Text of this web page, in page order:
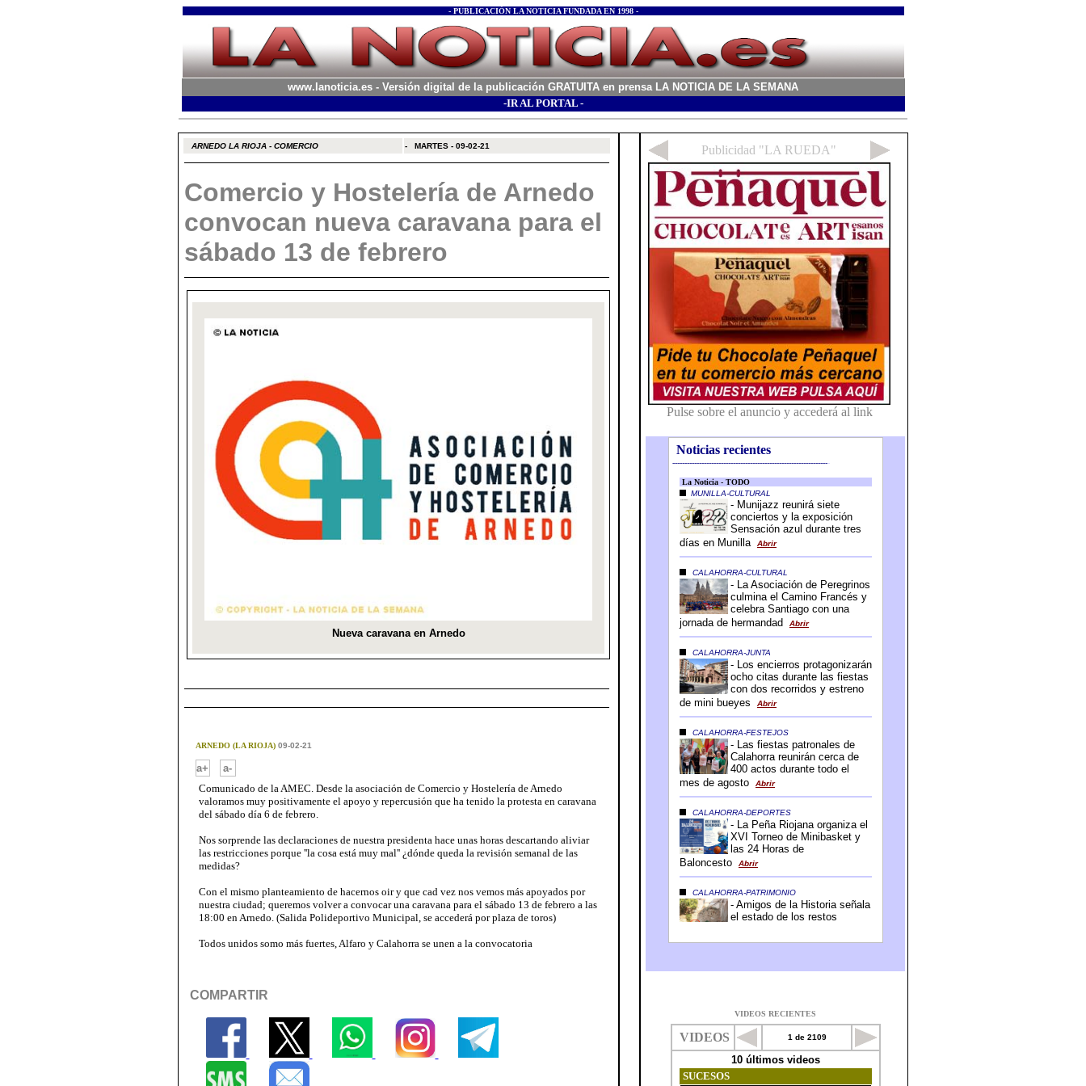
- PUBLICACIÓN LA NOTICIA FUNDADA EN 1998 -
www.lanoticia.es - Versión digital de la publicación GRATUITA en prensa LA NOTICIA DE LA SEMANA
-IR AL PORTAL -
ARNEDO LA RIOJA - COMERCIO - MARTES - 09-02-21
Comercio y Hostelería de Arnedo
convocan nueva caravana para el
sábado 13 de febrero
ARNEDO (LA RIOJA)09-02-21
a+
a-
Comunicado de la AMEC. Desde la asociación de Comercio y Hostelería de Arnedo
valoramos muy positivamente el apoyo y repercusión que ha tenido la protesta en caravana
del sábado día 6 de febrero.
Nos sorprende las declaraciones de nuestra presidenta hace unas horas descartando aliviar
las restricciones porque ''la cosa está muy mal'' ¿dónde queda la revisión semanal de las
medidas?
Con el mismo planteamiento de hacernos oir y que cad vez nos vemos más apoyados por
nuestra ciudad; queremos volver a convocar una caravana para el sábado 13 de febrero a las
18:00 en Arnedo. (Salida Polideportivo Municipal, se accederá por plaza de toros)
Todos unidos somo más fuertes, Alfaro y Calahorra se unen a la convocatoria
COMPARTIR
Noticias recientes
-----------------------------------------------------------------
VIDEOS RECIENTES